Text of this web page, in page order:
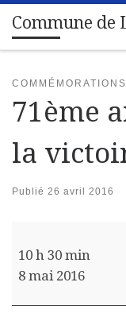
Passer au contenu
Commune de
COMMÉMORATIONS
71ème
la
Publié 26 avril 2016
10 h 30 min
8 mai 2016